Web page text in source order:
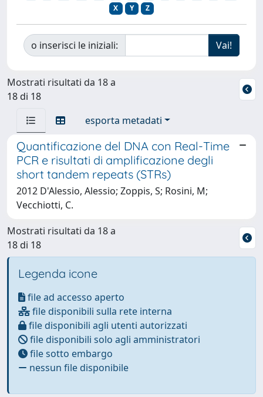
X
Y Z
o inserisci le iniziali:
Mostrati risultati da 18 a
18 di 18
esporta metadati
Quantificazione del DNA con Real-Time
PCR e risultati di amplificazione degli
short tandem repeats (STRs)
2012 D'Alessio, Alessio; Zoppis, S; Rosini, M;
Vecchiotti, C.
Mostrati risultati da 18 a
18 di 18
Legenda icone
file ad accesso aperto
file disponibili sulla rete interna
file disponibili agli utenti autorizzati
file disponibili solo agli amministratori
file sotto embargo
nessun file disponibile